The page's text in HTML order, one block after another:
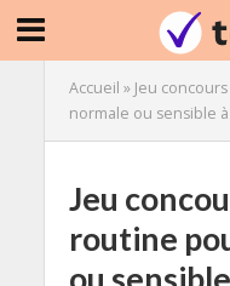
Accueil » Jeu
normale ou sensible
Jeu
routine